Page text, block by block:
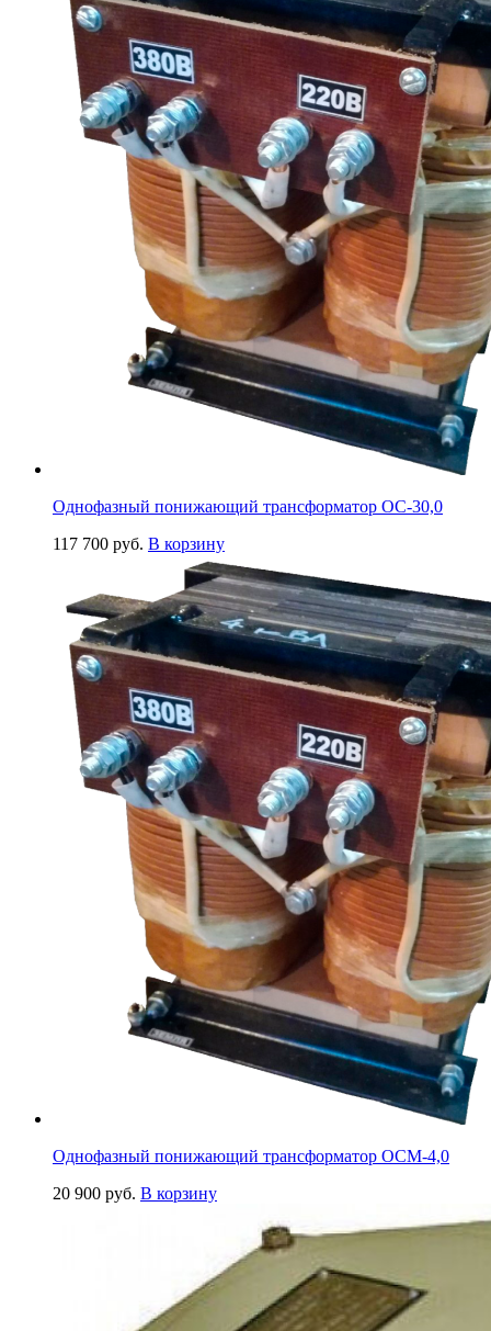
Однофазный понижающий трансформатор ОС-30,0
117 700 руб. В корзину
Однофазный понижающий трансформатор ОСМ-4,0
20 900 руб. В корзину